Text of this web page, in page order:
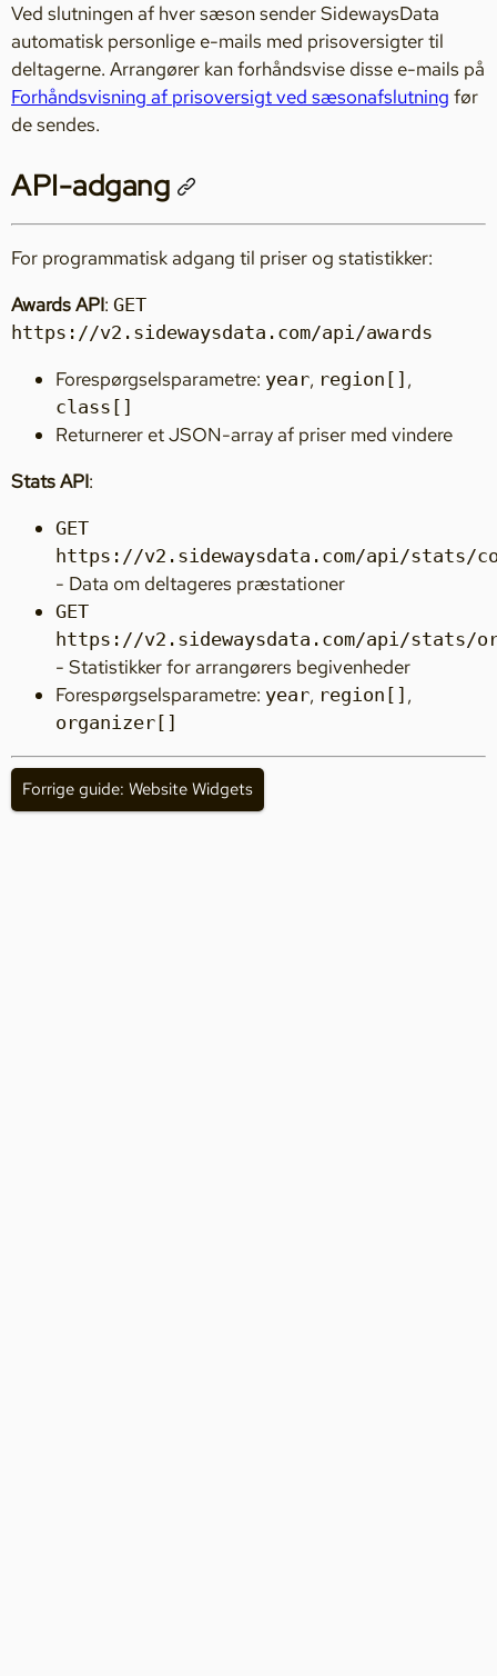
Ved slutningen af hver sæson sender SidewaysData
automatisk personlige e-mails med prisoversigter til
deltagerne. Arrangører kan forhåndsvise disse e-mails på
Forhåndsvisning af prisoversigt ved sæsonafslutning før
de sendes.
API-adgang
For programmatisk adgang til priser og statistikker:
Awards API: GET
https://v2.sidewaysdata.com/api/awards
Forespørgselsparametre: year, region[] ,
class[]
Returnerer et JSON-array af priser med vindere
Stats API:
GET
https://v2.sidewaysdata.com/api/stats/
- Data om deltageres præstationer
GET
https://v2.sidewaysdata.com/api/stats/
- Statistikker for arrangørers begivenheder
Forespørgselsparametre: year, region[] ,
organizer[]
Forrige guide: Website Widgets